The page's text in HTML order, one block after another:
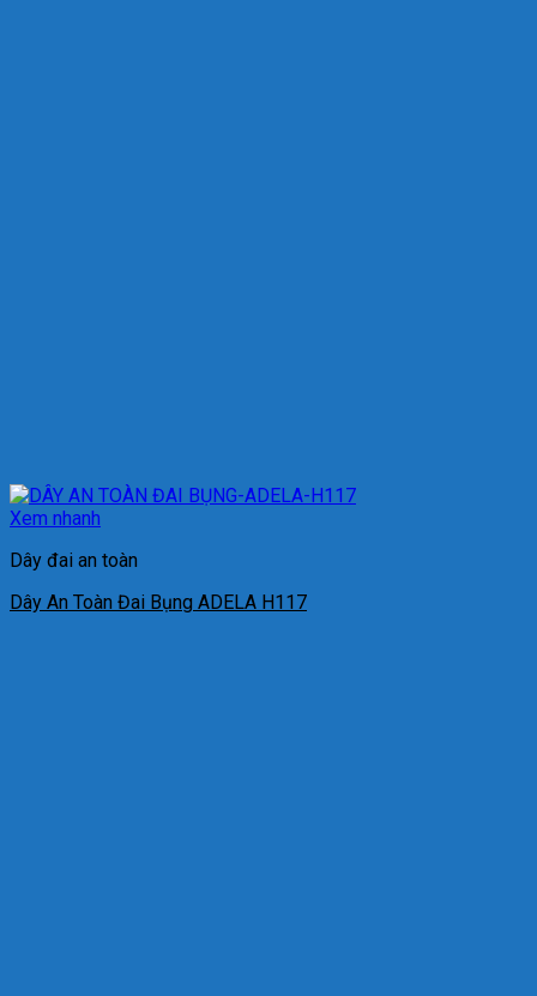
Xem nhanh
Dây đai an toàn
Dây An Toàn Đai Bụng ADELA H117